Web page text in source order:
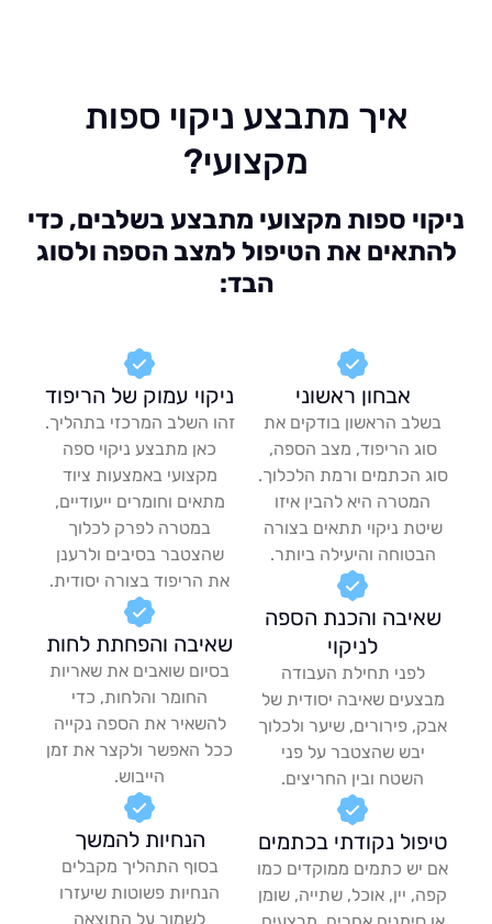
איך מתבצע ניקוי ספות
מקצועי?
ספות מקצועי מתבצע בשלבים, כדי
את הטיפול למצב הספה ולסוג
אבחון ראשוני
הראשון בודקים את
הריפוד, מצב הספה,
הכתמים ורמת הלכלוך.
היא להבין איזו
ניקוי תתאים בצורה
והיעילה ביותר.
והכנת הספה
לפני תחילת העבודה
שאיבה יסודית של
פירורים, שיער ולכלוך
יבש שהצטבר על פני
השטח ובין החריצים.
נקודתי בכתמים
כתמים ממוקדים כמו
יין, אוכל, שתייה, שומן
ניקוי עמוק של הריפוד
זהו השלב המרכזי בתהליך.
כאן מתבצע ניקוי ספה
מקצועי באמצעות ציוד
מתאים וחומרים ייעודיים,
במטרה לפרק לכלוך
שהצטבר בסיבים ולרענן
את הריפוד בצורה יסודית.
שאיבה והפחתת לחות
בסיום שואבים את שאריות
החומר והלחות, כדי
להשאיר את הספה נקייה
ככל האפשר ולקצר את זמן
הנחיות להמשך
בסוף התהליך מקבלים
הנחיות פשוטות שיעזרו
לשמור על התוצאה